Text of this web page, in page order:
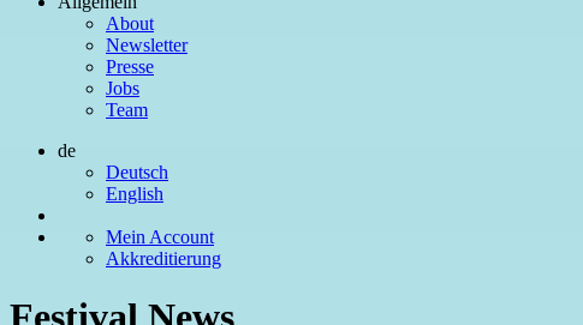
About
Newsletter
Presse
Jobs
Team
de
Deutsch
English
Mein Account
Akkreditierung